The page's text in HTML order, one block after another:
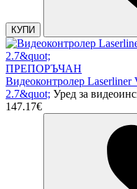
КУПИ
ПРЕПОРЪЧАН
Видеоконтролер
2.7&quot; Уред за
147.17€